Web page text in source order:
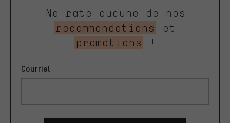
Ne rate aucune de nos
recommandations
et
promotions
!
Courriel